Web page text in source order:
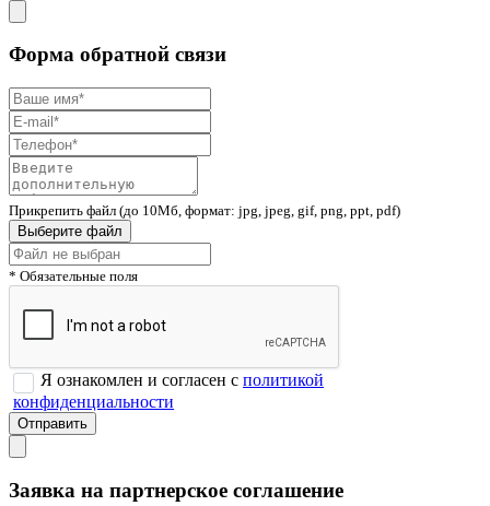
Форма обратной связи
Прикрепить файл (до 10Мб, формат: jpg, jpeg, gif, png, ppt, pdf)
Выберите файл
* Обязательные поля
Я ознакомлен и согласен с политикой
конфиденциальности
Заявка на партнерское соглашение